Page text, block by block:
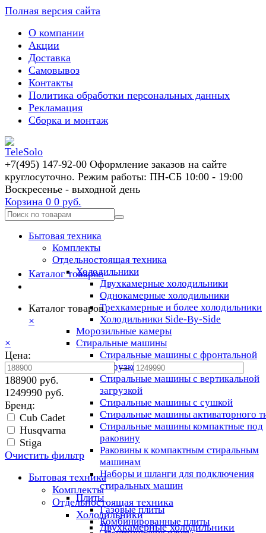
Полная версия сайта
О компании
Акции
Доставка
Самовывоз
Контакты
Политика обработки персональных данных
Рекламация
Сборка и монтаж
+7(495) 147-92-00 Оформление заказов на сайте
круглосуточно. Режим работы: ПН-СБ 10:00 - 19:00
Воскресенье - выходной день
Корзина 0 0 руб.
Бытовая техника
Комплекты
Отдельностоящая техника
Холодильники
Двухкамерные холодильники
Однокамерные холодильники
Трехкамерные и более холодильники
Холодильники Side-By-Side
Морозильные камеры
Стиральные машины
Стиральные машины с фронтальной
загрузкой
Стиральные машины с вертикальной
загрузкой
Стиральные машины с сушкой
Стиральные машины активаторного
Стиральные машины компактные под
раковину
Раковины к компактным стиральным
машинам
Наборы и шланги для подключения
стиральных машин
Плиты
Газовые плиты
Комбинированные плиты
Каталог товаров
Каталог товаров
×
×
Цена:
—
188900 руб.
1249990 руб.
Бренд:
Cub Cadet
Husqvarna
Stiga
Очистить фильтр
Бытовая техника
Комплекты
Отдельностоящая техника
Холодильники
Двухкамерные холодильники